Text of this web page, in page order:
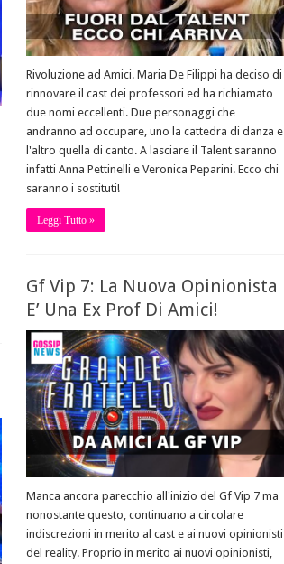
Rivoluzione ad Amici. Maria De Filippi ha deciso di
rinnovare il cast dei professori ed ha richiamato
due nomi eccellenti. Due personaggi che
andranno ad occupare, uno la cattedra di danza e
l'altro quella di canto. A lasciare il Talent saranno
infatti Anna Pettinelli e Veronica Peparini. Ecco chi
saranno i sostituti!
Leggi Tutto »
Gf Vip 7: La Nuova Opinionista
E’ Una Ex Prof Di Amici!
Manca ancora parecchio all'inizio del Gf Vip 7 ma
nonostante questo, continuano a circolare
indiscrezioni in merito al cast e ai nuovi opinionisti
del reality. Proprio in merito ai nuovi opinionisti,